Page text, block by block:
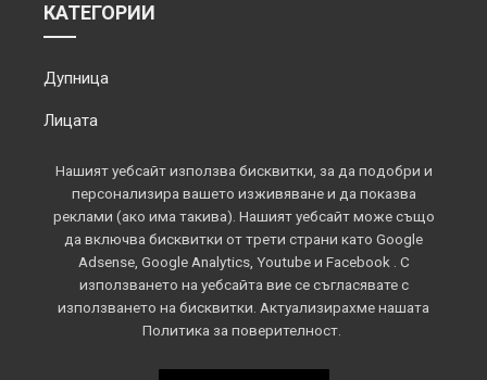
Нашият уебсайт използва бисквитки, за да подобри и
персонализира вашето изживяване и да показва
реклами (ако има такива). Нашият уебсайт може също
да включва бисквитки от трети страни като Google
Adsense, Google Analytics, Youtube и Facebook . С
използването на уебсайта вие се съгласявате с
използването на бисквитки. Актуализирахме нашата
Политика за поверителност.
КАТЕГОРИИ
Дупница
Лицата
Обектив
Околията
Площадът
Спорт